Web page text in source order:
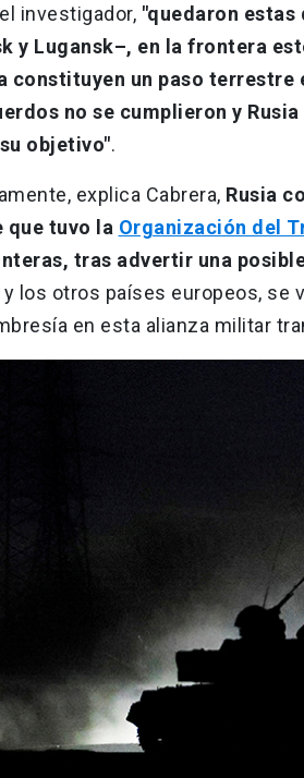
investigador, "quedaron
y Lugansk–, en la frontera
constituyen un paso terrestre
no se cumplieron y
objetivo".
explica Cabrera, Rusia
que tuvo la Organización del
tras advertir una
y los otros países europeos, se
en esta alianza militar